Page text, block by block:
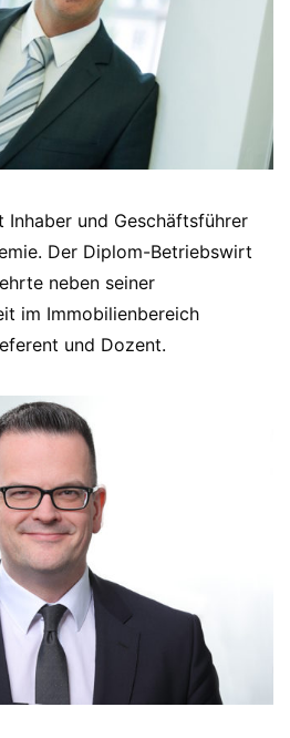
Inhaber und Geschäftsführer
Der Diplom-Betriebswirt
neben seiner
im Immobilienbereich
und Dozent.